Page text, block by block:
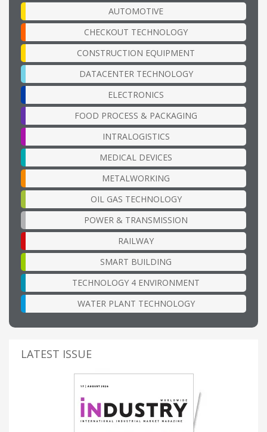
AUTOMOTIVE
CHECKOUT TECHNOLOGY
CONSTRUCTION EQUIPMENT
DATACENTER TECHNOLOGY
ELECTRONICS
FOOD PROCESS & PACKAGING
INTRALOGISTICS
MEDICAL DEVICES
METALWORKING
OIL GAS TECHNOLOGY
POWER & TRANSMISSION
RAILWAY
SMART BUILDING
TECHNOLOGY 4 ENVIRONMENT
WATER PLANT TECHNOLOGY
LATEST ISSUE